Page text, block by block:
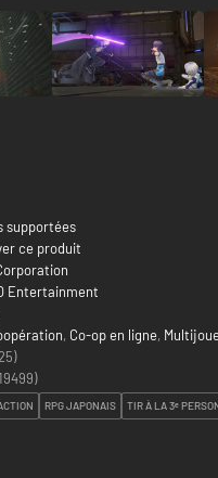
supportées
ce produit
Entertainment
, Co-op en ligne,
19499)
RPG JAPONAIS TIR À LA 3ᵉ